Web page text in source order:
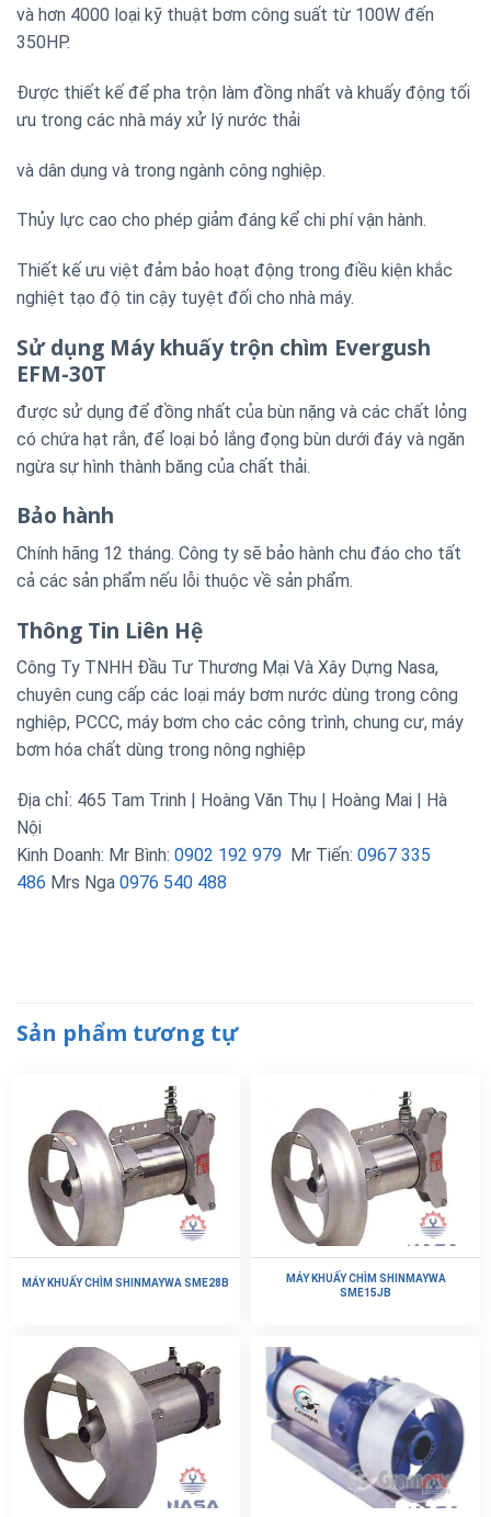
và hơn 4000 loại kỹ thuật bơm công suất từ 100W đến
350HP.
Được thiết kế để pha trộn làm đồng nhất và khuấy động tối
ưu trong các nhà máy xử lý nước thải
và dân dụng và trong ngành công nghiệp.
Thủy lực cao cho phép giảm đáng kể chi phí vận hành.
Thiết kế ưu việt đảm bảo hoạt động trong điều kiện khắc
nghiệt tạo độ tin cậy tuyệt đối cho nhà máy.
Sử dụng Máy khuấy trộn chìm Evergush
EFM-30T
được sử dụng để đồng nhất của bùn nặng và các chất lỏng
có chứa hạt rắn, để loại bỏ lắng đọng bùn dưới đáy và ngăn
ngừa sự hình thành băng của chất thải.
Bảo hành
Chính hãng 12 tháng. Công ty sẽ bảo hành chu đáo cho tất
cả các sản phẩm nếu lỗi thuộc về sản phẩm.
Thông Tin Liên Hệ
Công Ty TNHH Đầu Tư Thương Mại Và Xây Dựng Nasa,
chuyên cung cấp các loại máy bơm nước dùng trong công
nghiệp, PCCC, máy bơm cho các công trình, chung cư, máy
bơm hóa chất dùng trong nông nghiệp
Địa chỉ: 465 Tam Trinh | Hoàng Văn Thụ | Hoàng Mai | Hà
Nội
Kinh Doanh: Mr Bình: 0902 192 979 Mr Tiến: 0967 335
486 Mrs Nga 0976 540 488
Sản phẩm tương tự
MÁY KHUẤY CHÌM SHINMAYWA SME28B
MÁY KHUẤY CHÌM SHINMAYWA
SME15JB